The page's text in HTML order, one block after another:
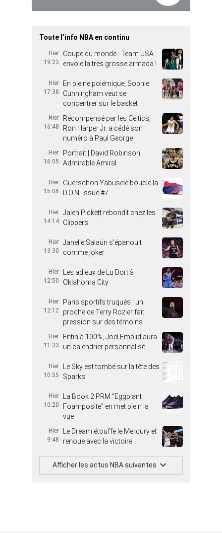
Toute l’info NBA en continu
Hier
19:23
Coupe du monde : Team USA
envoie la très grosse armada !
Hier
17:38
En pleine polémique, Sophie
Cunningham veut se
concentrer sur le basket
Hier
16:48
Récompensé par les Celtics,
Ron Harper Jr. a cédé son
numéro à Paul George
Hier
16:05
Portrait | David Robinson,
Admirable Amiral
Hier
15:06
Guerschon Yabusele boucle la
D.O.N. Issue #7
Hier
14:14
Jalen Pickett rebondit chez les
Clippers
Hier
13:30
Janelle Salaün s’épanouit
comme joker
Hier
12:50
Les adieux de Lu Dort à
Oklahoma City
Hier
12:12
Paris sportifs truqués : un
proche de Terry Rozier fait
pression sur des témoins
Hier
11:33
Enfin à 100%, Joel Embiid aura
un calendrier personnalisé
Hier
10:55
Le Sky est tombé sur la tête des
Sparks
Hier
10:20
La Book 2 PRM “Eggplant
Foamposite” en met plein la
vue
Hier
9:48
Le Dream étouffe le Mercury et
renoue avec la victoire
Afficher les actus NBA suivantes